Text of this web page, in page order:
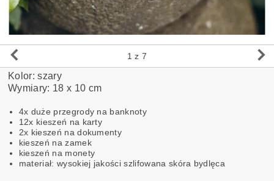
1 z 7
Kolor: szary
Wymiary: 18 x 10 cm
4x duże przegrody na banknoty
12x kieszeń na karty
2x kieszeń na dokumenty
kieszeń na zamek
kieszeń na monety
materiał: wysokiej jakości szlifowana skóra bydlęca